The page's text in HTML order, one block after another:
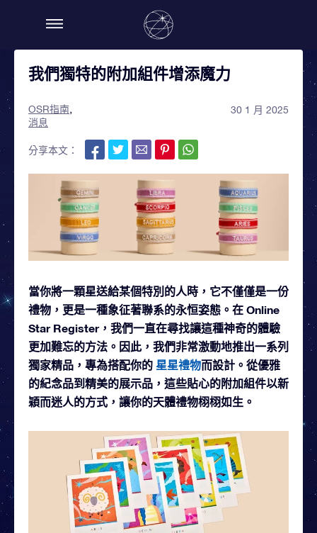
我們獨特的附加組件增添魔力
OSR指南
消息
30 1 月 2025
分享本文：
當你將一顆星送給某個特別的人時，它不僅僅是一份
禮物，更是一種象征著聯系的永恒姿態。在 Online
Star Register，我們一直在尋找讓這種神奇的體驗
更加難忘的方法。因此，我們非常激動地推出一系列
獨家精品，專為搭配你的 星星禮物而設計。從優雅
的紀念品到精美的展示品，這些貼心的附加組件以新
穎而迷人的方式，讓你的天體禮物栩栩如生。